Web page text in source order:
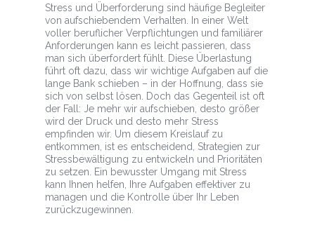
Stress und Überforderung sind häufige Begleiter
von aufschiebendem Verhalten. In einer Welt
voller beruflicher Verpflichtungen und familiärer
Anforderungen kann es leicht passieren, dass
man sich überfordert fühlt. Diese Überlastung
führt oft dazu, dass wir wichtige Aufgaben auf die
lange Bank schieben – in der Hoffnung, dass sie
sich von selbst lösen. Doch das Gegenteil ist oft
der Fall: Je mehr wir aufschieben, desto größer
wird der Druck und desto mehr Stress
empfinden wir. Um diesem Kreislauf zu
entkommen, ist es entscheidend, Strategien zur
Stressbewältigung zu entwickeln und Prioritäten
zu setzen. Ein bewusster Umgang mit Stress
kann Ihnen helfen, Ihre Aufgaben effektiver zu
managen und die Kontrolle über Ihr Leben
zurückzugewinnen.